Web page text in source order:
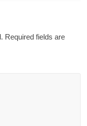
Required fields are